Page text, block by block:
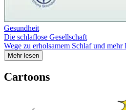
Gesundheit
Die schlaflose Gesellschaft
Wege zu erholsamem Schlaf und mehr
Mehr lesen
Cartoons